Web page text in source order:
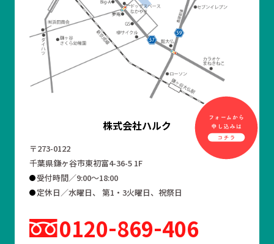
株式会社ハルク
〒273-0122
千葉県鎌ヶ谷市東初富4-36-5 1F
受付時間／9:00～18:00
定休日／水曜日、 第1・3火曜日、祝祭日
0120 869 406